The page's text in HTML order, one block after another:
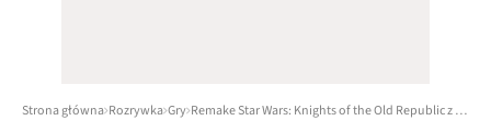
Strona główna Rozrywka Gry Remake Star Wars: Knights of the Old Republic z dwoma trybami walki